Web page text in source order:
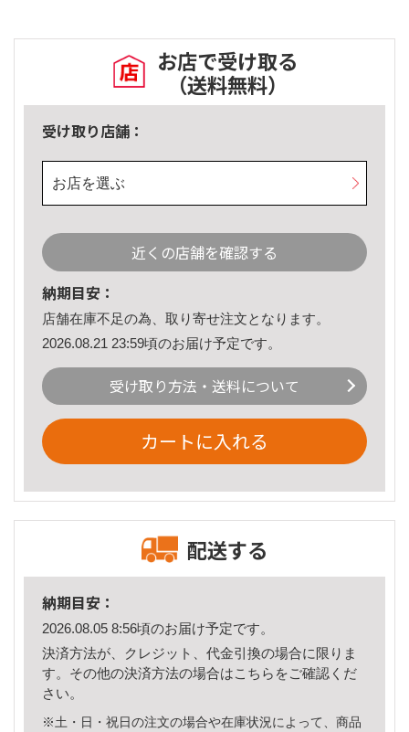
お店で受け取る
（送料無料）
受け取り店舗：
お店を選ぶ
近くの店舗を確認する
納期目安：
店舗在庫不足の為、取り寄せ注文となります。
2026.08.21 23:59頃のお届け予定です。
受け取り方法・送料について
カートに入れる
配送する
納期目安：
2026.08.05 8:56頃のお届け予定です。
決済方法が、クレジット、代金引換の場合に限りま
す。その他の決済方法の場合はこちら をご確認くだ
さい。
※土・日・祝日の注文の場合や在庫状況によって、商品